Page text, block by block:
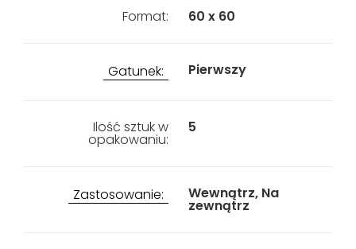
Format: 60 x 60
Gatunek: Pierwszy
Ilość sztuk w
opakowaniu:
5
Zastosowanie: Wewnątrz, Na
zewnątrz